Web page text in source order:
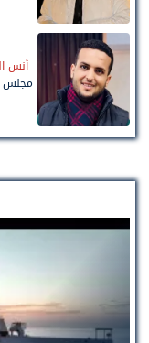
أنس
مجلس